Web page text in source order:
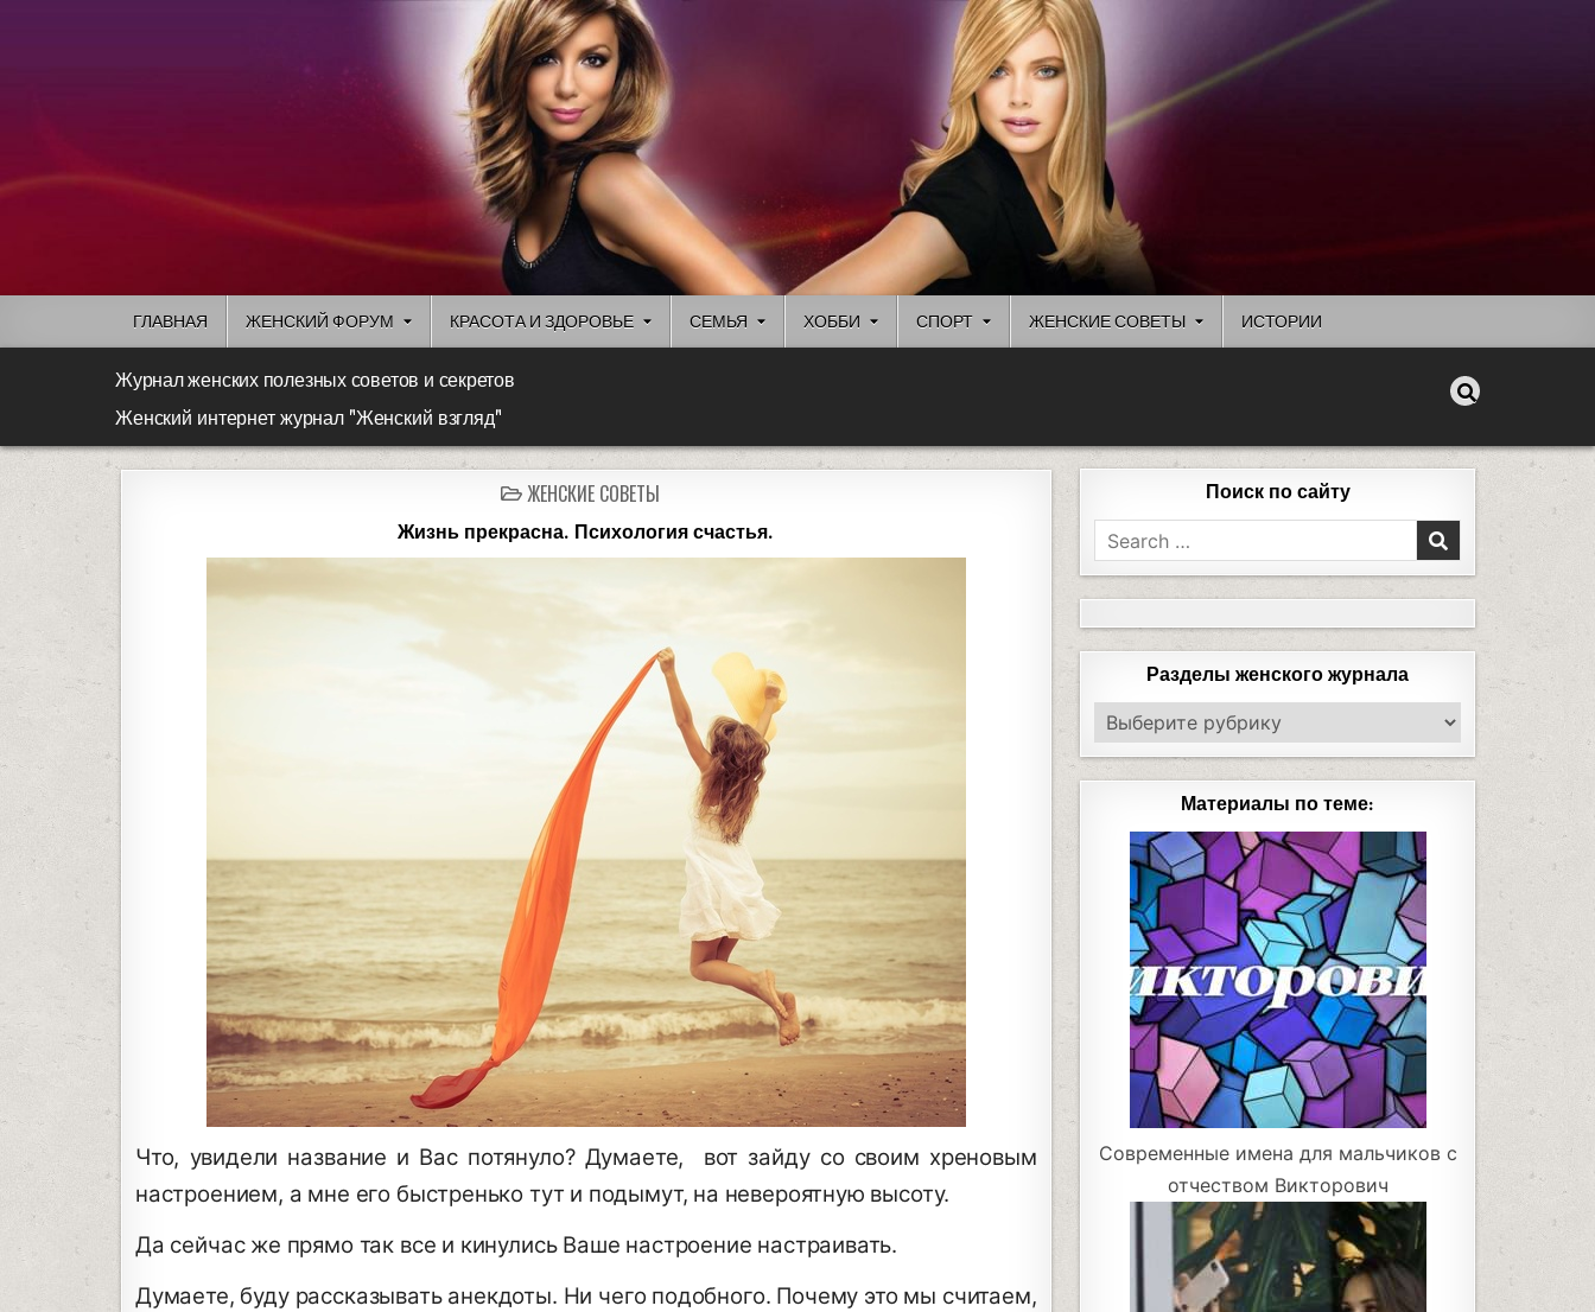
ГЛАВНАЯ ЖЕНСКИЙ ФОРУМ КРАСОТА И ЗДОРОВЬЕ СЕМЬЯ ХОББИ СПОРТ ЖЕНСКИЕ СОВЕТЫ ИСТОРИИ
Журнал женских полезных советов и секретов
Женский интернет журнал "Женский взгляд"
ЖЕНСКИЕ СОВЕТЫ
Жизнь прекрасна. Психология счастья.
Что, увидели название и Вас потянуло? Думаете, вот зайду со своим хреновым
настроением, а мне его быстренько тут и подымут, на невероятную высоту.
Да сейчас же прямо так все и кинулись Ваше настроение настраивать.
Думаете, буду рассказывать анекдоты. Ни чего подобного. Почему это мы считаем,
Поиск по сайту
Разделы женского журнала
Материалы по теме:
Современные имена для мальчиков с
отчеством Викторович